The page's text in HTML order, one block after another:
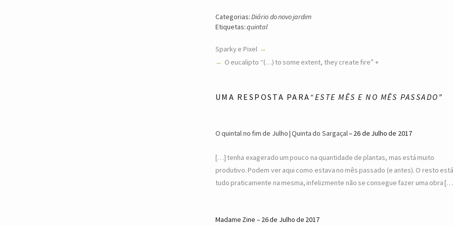
Categorias:Diário do novo jardim
Etiquetas:quintal
Sparky e Pixel
O eucalipto “(…) to some extent, they create fire” +
UMA RESPOSTA PARA“ESTE MÊS E NO MÊS PASSADO”
O quintal no fim de Julho | Quinta do Sargaçal 26 de Julho de 2017
[…] tenha exagerado um pouco na quantidade de plantas, mas está muito
produtivo. Podem ver aqui como estava no mês passado (e antes). O resto está
tudo praticamente na mesma, infelizmente não se consegue fazer uma obra
Madame Zine 26 de Julho de 2017